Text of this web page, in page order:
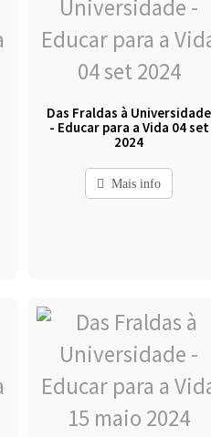
Das Fraldas à Universidade
- Educar para a Vida 04 set
2024
Mais info